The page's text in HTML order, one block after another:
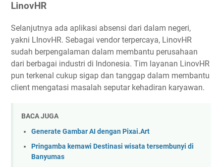
LinovHR
Selanjutnya ada aplikasi absensi dari dalam negeri,
yakni LInovHR. Sebagai vendor terpercaya, LinovHR
sudah berpengalaman dalam membantu perusahaan
dari berbagai industri di Indonesia. Tim layanan LinovHR
pun terkenal cukup sigap dan tanggap dalam membantu
client mengatasi masalah seputar kehadiran karyawan.
BACA JUGA
Generate Gambar AI dengan Pixai.Art
Pringamba kemawi Destinasi wisata tersembunyi di
Banyumas